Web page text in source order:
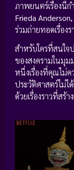
ภาพยนตร์เรื่องนี้ก
Frieda
ร่วมถ่ายทอดเรื่อง
สำหรับใครที่สนใจ
ของสงครามในมุม
หนึ่งเรื่องที่คุณไม่ค
ประวัติศาสตร์ไม่ไ
ด้วยเรื่องราวที่สร้